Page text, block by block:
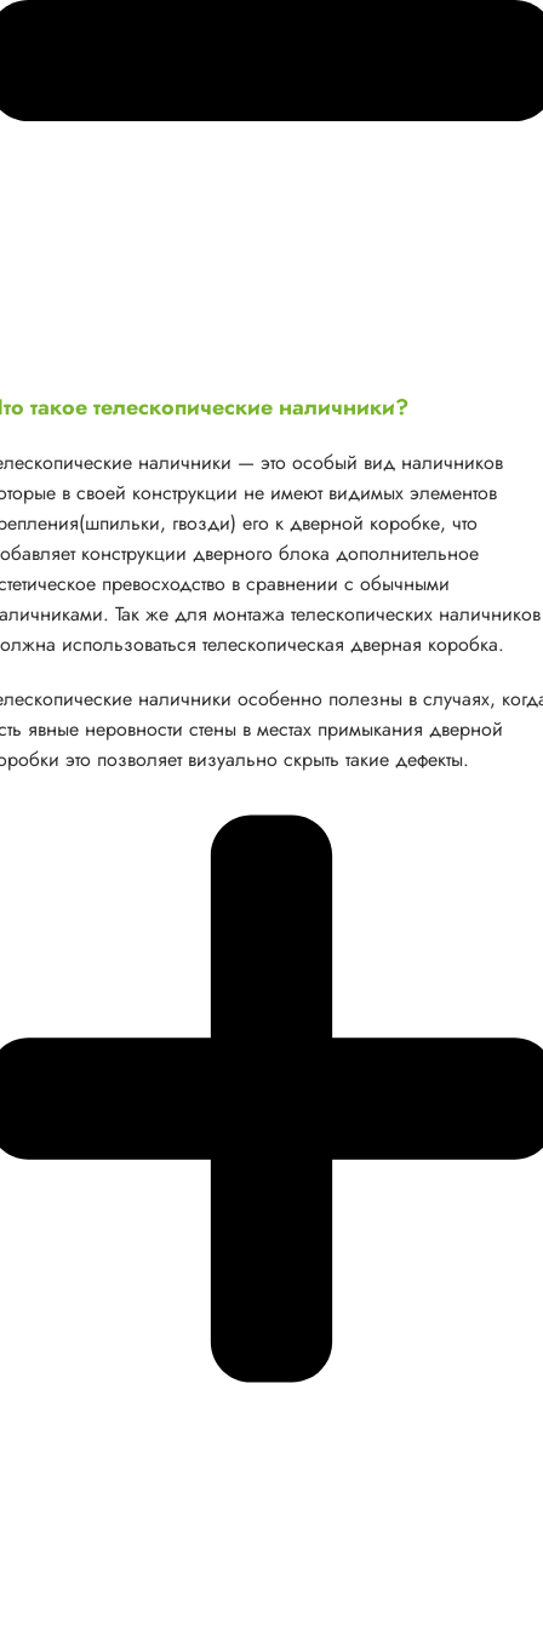
такое телескопические наличники?
наличники — это особый вид наличников
в своей конструкции не имеют видимых элементов
гвозди) его к дверной коробке, что
конструкции дверного блока дополнительное
превосходство в сравнении с обычными
Так же для монтажа телескопических наличников
использоваться телескопическая дверная коробка.
наличники особенно полезны в случаях,
явные неровности стены в местах примыкания дверной
это позволяет визуально скрыть такие дефекты.